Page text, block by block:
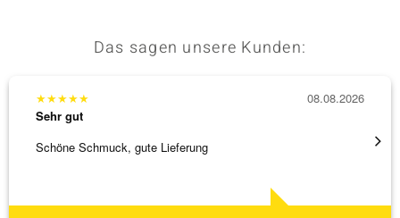
Das sagen unsere Kunden:
★★★★★
Sehr gut
Schöne Schmuck, gute Lieferung
08.08.2026